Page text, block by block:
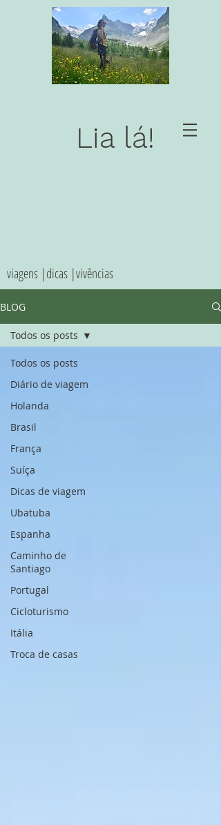
Lia lá!
viagens |dicas |vivências
BLOG
Todos os posts
Diário de viagem
Holanda
Brasil
França
Suíça
Dicas de viagem
Ubatuba
Espanha
Caminho de
Santiago
Portugal
Cicloturismo
Itália
Troca de casas
Todos os posts